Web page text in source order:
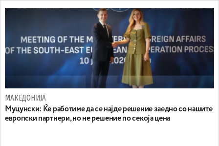
МАКЕДОНИЈА
Муцунски: Ќе работиме да се најде решение заедно со нашите
европски партнери, но не решение по секоја цена